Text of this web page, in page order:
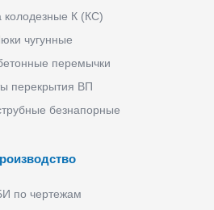
колодезные К (КС)
чугунные
перемычки
перекрытия ВП
безнапорные
по чертежам